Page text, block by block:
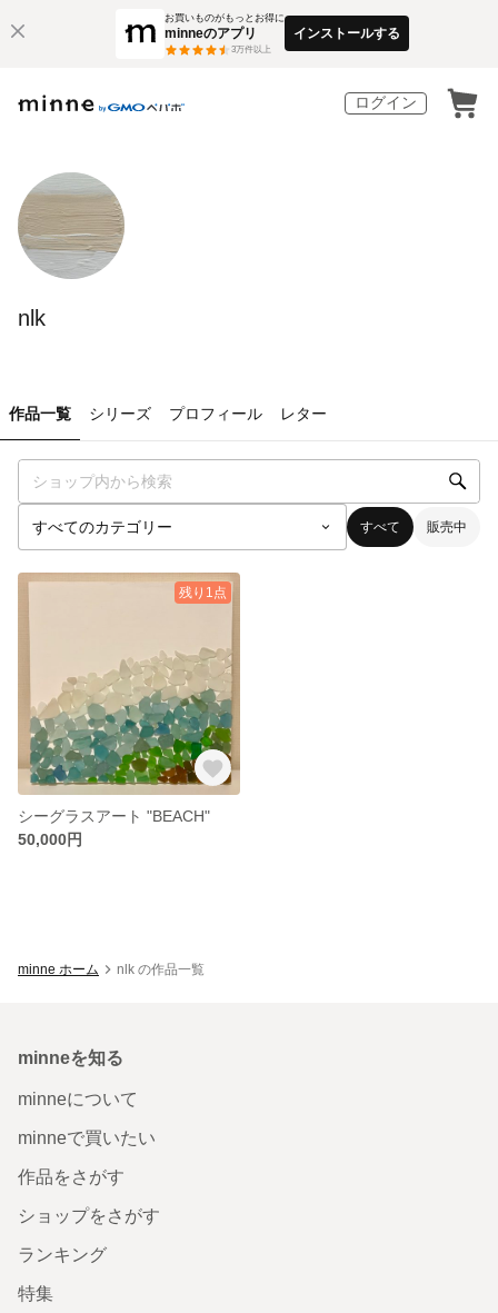
お買いものがもっとお得に
minneのアプリ
3万件以上
インストールする
ログイン
nlk
作品一覧 シリーズ プロフィール レター
すべて 販売中
残り1点
シーグラスアート "BEACH"
50,000円
minne ホーム nlk の作品一覧
minneを知る
minneについて
minneで買いたい
作品をさがす
ショップをさがす
ランキング
特集